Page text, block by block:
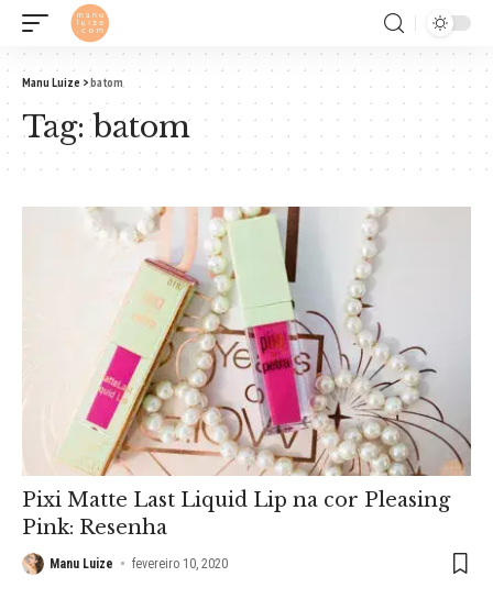
Manu Luize >batom
Tag:batom
Pixi Matte Last Liquid Lip na cor Pleasing
Pink: Resenha
Manu Luize fevereiro 10, 2020